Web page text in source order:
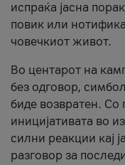
испраќа јасна
повик или
човечкиот живот.
Во центарот на
без одговор,
биде возвратен. Со
иницијативата во
силни реакции кај
разговор за